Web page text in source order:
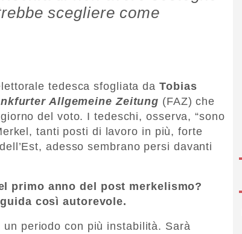
scegliere come
tedesca sfogliata da Tobias
Allgemeine Zeitung (FAZ) che
del voto. I tedeschi, osserva, “sono
tanti posti di lavoro in più, forte
adesso sembrano persi davanti
primo anno del post merkelismo?
così autorevole.
periodo con più instabilità. Sarà